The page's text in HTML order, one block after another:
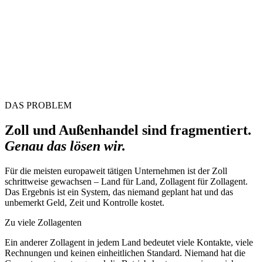
DAS PROBLEM
Zoll und Außenhandel sind fragmentiert.
Genau das lösen wir.
Für die meisten europaweit tätigen Unternehmen ist der Zoll
schrittweise gewachsen – Land für Land, Zollagent für Zollagent.
Das Ergebnis ist ein System, das niemand geplant hat und das
unbemerkt Geld, Zeit und Kontrolle kostet.
Zu viele Zollagenten
Ein anderer Zollagent in jedem Land bedeutet viele Kontakte, viele
Rechnungen und keinen einheitlichen Standard. Niemand hat die